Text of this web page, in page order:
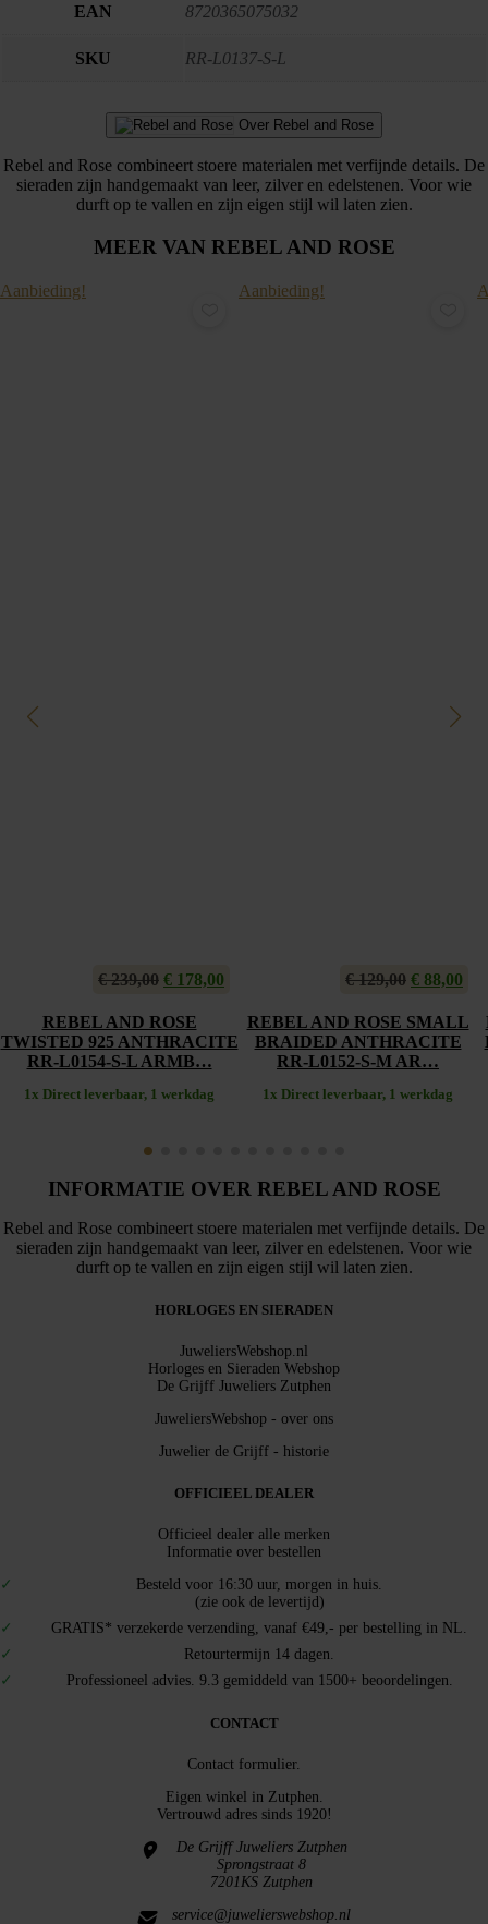
EAN 8720365075032
SKU RR-L0137-S-L
Over Rebel and Rose
Rebel and Rose combineert stoere materialen met verfijnde details. De
sieraden zijn handgemaakt van leer, zilver en edelstenen. Voor wie
durft op te vallen en zijn eigen stijl wil laten zien.
MEER VAN REBEL AND ROSE
Aanbieding!
€239,00 Oorspronkelijke
was:
€ 239,00.
€ 178,00
€ 178,00.
REBEL AND ROSE
TWISTED 925 ANTHRACITE
RR-L0154-S-L ARMB…
1x Direct leverbaar, 1 werkdag
Aanbieding!
€129,00
was:
€ 129,00.
€ 88,00
is:
€
REBEL AND ROSE SMALL
BRAIDED ANTHRACITE
RR-L0152-S-M AR…
1x Direct leverbaar, 1 werkdag
INFORMATIE OVER REBEL AND ROSE
Rebel and Rose combineert stoere materialen met verfijnde details. De
sieraden zijn handgemaakt van leer, zilver en edelstenen. Voor wie
durft op te vallen en zijn eigen stijl wil laten zien.
HORLOGES EN SIERADEN
JuweliersWebshop.nl
Horloges en Sieraden Webshop
De Grijff Juweliers Zutphen
JuweliersWebshop - over ons
Juwelier de Grijff - historie
OFFICIEEL DEALER
Officieel dealer alle merken
Informatie over bestellen
Besteld voor 16:30 uur, morgen in huis.
(zie ook de levertijd)
GRATIS* verzekerde verzending, vanaf €49,- per bestelling in NL.
Retourtermijn 14 dagen.
Professioneel advies. 9.3 gemiddeld van 1500+ beoordelingen.
CONTACT
Contact formulier.
Eigen winkel in Zutphen
Vertrouwd adres sinds 1920!
De Grijff Juweliers Zutphen
Sprongstraat 8
7201KS Zutphen
service@juwelierswebshop.nl